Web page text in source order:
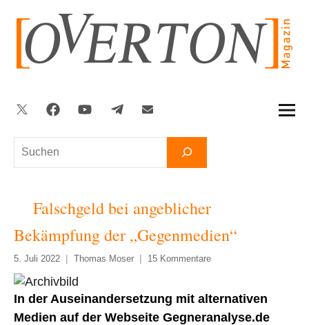
springen
Suchen
Twitter FacebookYouTubeTelegram
Falschgeld bei angeblicher
Bekämpfung der „Gegenmedien“
5. Juli 2022 Thomas Moser 15 Kommentare
In der Auseinandersetzung mit alternativen
Medien auf der Webseite Gegneranalyse.de